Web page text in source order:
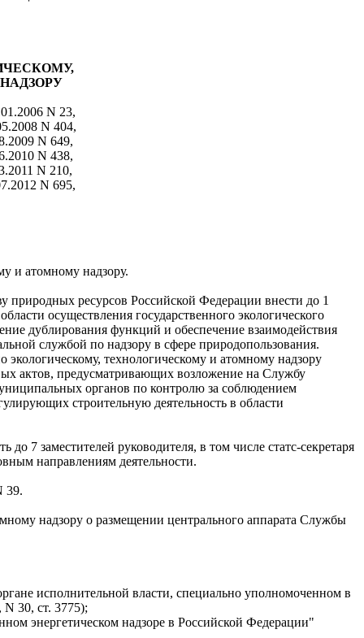
N 23,
N 404,
N 649,
N 438,
N 210,
N 695,
и атомному надзору.
природных ресурсов Российской Федерации внести до 1
осуществления государственного экологического
дублирования функций и обеспечение взаимодействия
службой по надзору в сфере природопользования.
технологическому и атомному надзору
актов, предусматривающих возложение на Службу
органов по контролю за соблюдением
строительную деятельность в области
7 заместителей руководителя, в том числе статс-секретаря
направлениям деятельности.
39.
надзору о размещении центрального аппарата Службы
исполнительной власти, специально уполномоченном в
30, ст. 3775);
энергетическом надзоре в Российской Федерации"